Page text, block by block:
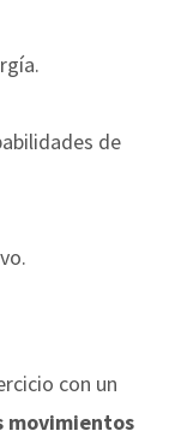
de
con un
movimientos